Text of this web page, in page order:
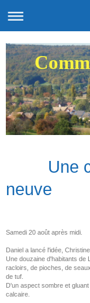
Une
neuve
Samedi 20 août après midi.
Daniel a lancé l'idée,
Une douzaine d'habitants de
racloirs, de pioches, de
de tuf.
D'un aspect sombre et
calcaire